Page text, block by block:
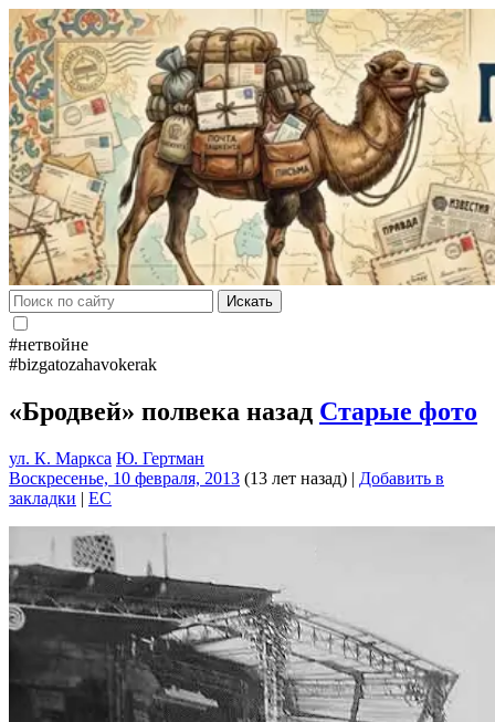
Искать
#нетвойне
#bizgatozahavokerak
«Бродвей» полвека назад Старые фото
ул. К. Маркса Ю. Гертман
Воскресенье, 10 февраля, 2013 (13 лет назад) | Добавить в
закладки | EC